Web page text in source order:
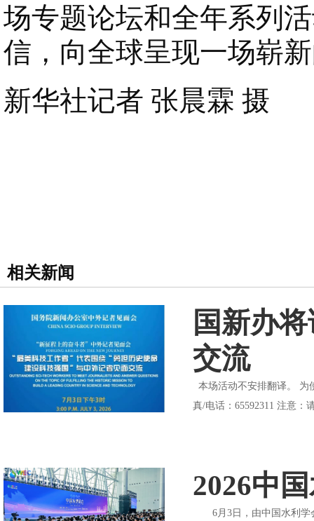
场专题论坛和全年系列
信，向全球呈现一场崭
新华社记者 张晨霖 摄
相关新闻
国新办
交流
本场活动不安排翻译。 为
真/电话：65592311 注意
2026中
6月3日，由中国水利学